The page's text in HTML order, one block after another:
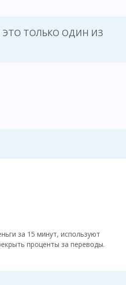
ТОЛЬКО ОДИН ИЗ
за 15 минут, используют
проценты за переводы.